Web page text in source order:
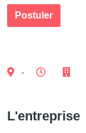
-
L'entreprise
Postuler